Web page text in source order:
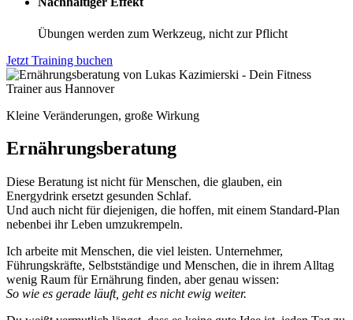
Übungen werden zum Werkzeug, nicht zur Pflicht
Jetzt Training buchen
Kleine Veränderungen, große Wirkung
Ernährungsberatung
Diese Beratung ist nicht für Menschen, die glauben, ein
Energydrink ersetzt gesunden Schlaf.
Und auch nicht für diejenigen, die hoffen, mit einem Standard-Plan
nebenbei ihr Leben umzukrempeln.
Ich arbeite mit Menschen, die viel leisten. Unternehmer,
Führungskräfte, Selbstständige und Menschen, die in ihrem Alltag
wenig Raum für Ernährung finden, aber genau wissen:
So wie es gerade läuft, geht es nicht ewig weiter.